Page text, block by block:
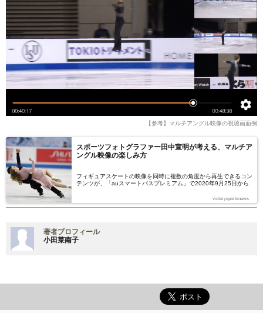
【参考】マルチアングル映像の視聴画面例
スポーツフォトグラファー田中宣明が考える、マルチア
ングル映像の楽しみ方
フィギュアスケートの映像を同時に複数の角度から再生できるコン
テンツが、「auスマートパスプレミアム」で2020年9月25日から
る機能「マルチアングル動画プレイヤー」を使用し、自由にカメラ
を切り替えながら演技を楽しむことができる。
victorysportsnews
著者プロフィール
小田菜南子